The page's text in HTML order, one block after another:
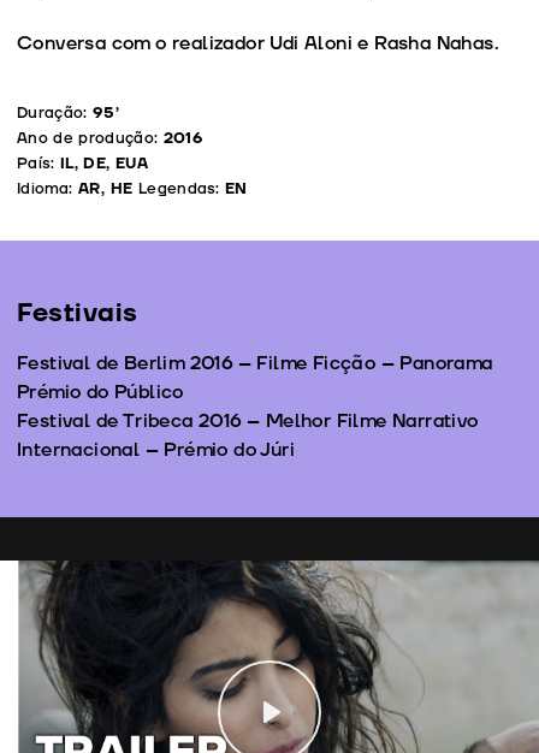
Conversa com o realizador Udi Aloni e Rasha Nahas.
Duração: 95’
Ano de produção: 2016
País: IL, DE, EUA
Idioma: AR, HE Legendas:EN
Festivais
Festival de Berlim 2016 – Filme Ficção – Panorama
Prémio do Público
Festival de Tribeca 2016 – Melhor Filme Narrativo
Internacional – Prémio do Júri
Play